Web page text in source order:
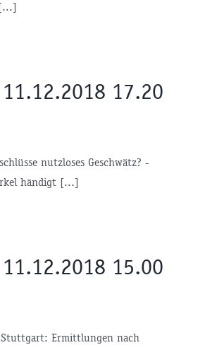
17.20
nutzloses Geschwätz? -
händigt [...]
15.00
Ermittlungen nach